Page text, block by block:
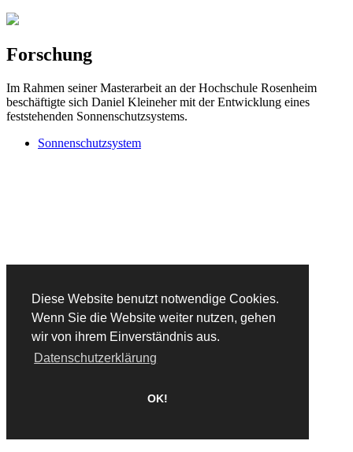
Diese Website benutzt notwendige Cookies.
Wenn Sie die Website weiter nutzen, gehen
wir von ihrem Einverständnis aus.
Datenschutzerklärung
OK!
Forschung
Im Rahmen seiner Masterarbeit an der Hochschule Rosenheim
beschäftigte sich Daniel Kleineher mit der Entwicklung eines
feststehenden Sonnenschutzsystems.
Sonnenschutzsystem